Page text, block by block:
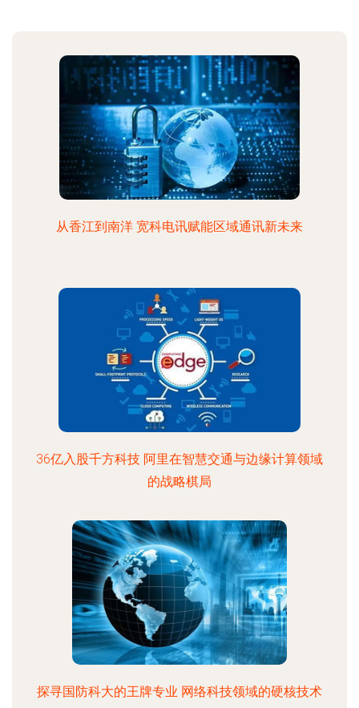
从香江到南洋 宽科电讯赋能区域通讯新未来
36亿入股千方科技 阿里在智慧交通与边缘计算领域
的战略棋局
探寻国防科大的王牌专业 网络科技领域的硬核技术